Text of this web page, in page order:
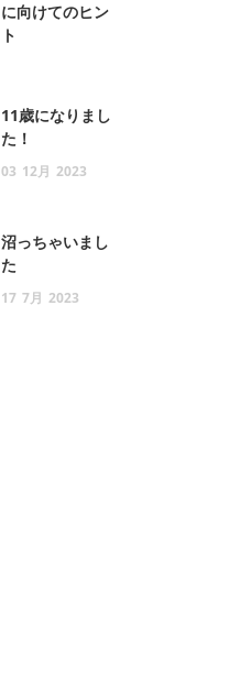
に向けてのヒン
ト
11歳になりまし
た！
03 12月 2023
沼っちゃいまし
た
17 7月 2023